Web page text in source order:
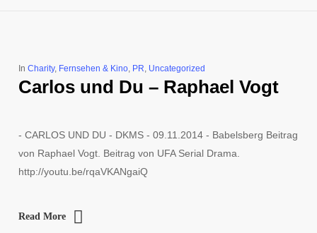
In Charity, Fernsehen & Kino, PR, Uncategorized
Carlos und Du – Raphael Vogt
- CARLOS UND DU - DKMS - 09.11.2014 - Babelsberg Beitrag
von Raphael Vogt. Beitrag von UFA Serial Drama.
http://youtu.be/rqaVKANgaiQ
Read More